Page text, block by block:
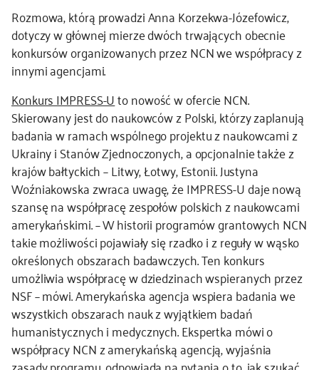
Rozmowa, którą prowadzi Anna Korzekwa-Józefowicz,
dotyczy w głównej mierze dwóch trwających obecnie
konkursów organizowanych przez NCN we współpracy z
innymi agencjami.
Konkurs IMPRESS-Uto nowość w ofercie NCN.
Skierowany jest do naukowców z Polski, którzy zaplanują
badania w ramach wspólnego projektu z naukowcami z
Ukrainy i Stanów Zjednoczonych, a opcjonalnie także z
krajów bałtyckich – Litwy, Łotwy, Estonii. Justyna
Woźniakowska zwraca uwagę, że IMPRESS-U daje nową
szansę na współpracę zespołów polskich z naukowcami
amerykańskimi. – W historii programów grantowych NCN
takie możliwości pojawiały się rzadko i z reguły w wąsko
określonych obszarach badawczych. Ten konkurs
umożliwia współpracę w dziedzinach wspieranych przez
NSF – mówi. Amerykańska agencja wspiera badania we
wszystkich obszarach nauk z wyjątkiem badań
humanistycznych i medycznych. Ekspertka mówi o
współpracy NCN z amerykańską agencją, wyjaśnia